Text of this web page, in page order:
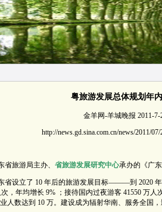
粤旅游发展总体规划年
金羊网-羊城晚报 2011-7-
http://news.gd.sina.com.cn/news/2011/
旅游局主办、 省旅游发展研究中心承办的《广
省设立了 10 年后的旅游发展目标———到 2020
，年均增长 9% ；接待国内过夜游客 41550 万
人数达到 10 万。建设成为辐射华南、服务全国